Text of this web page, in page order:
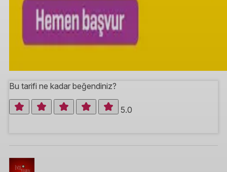
Bu tarifi ne kadar beğendiniz?
5.0